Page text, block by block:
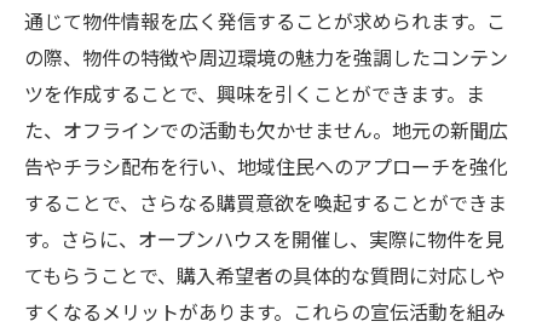
通じて物件情報を広く発信することが求められます。こ
の際、物件の特徴や周辺環境の魅力を強調したコンテン
ツを作成することで、興味を引くことができます。ま
た、オフラインでの活動も欠かせません。地元の新聞広
告やチラシ配布を行い、地域住民へのアプローチを強化
することで、さらなる購買意欲を喚起することができま
す。さらに、オープンハウスを開催し、実際に物件を見
てもらうことで、購入希望者の具体的な質問に対応しや
すくなるメリットがあります。これらの宣伝活動を組み